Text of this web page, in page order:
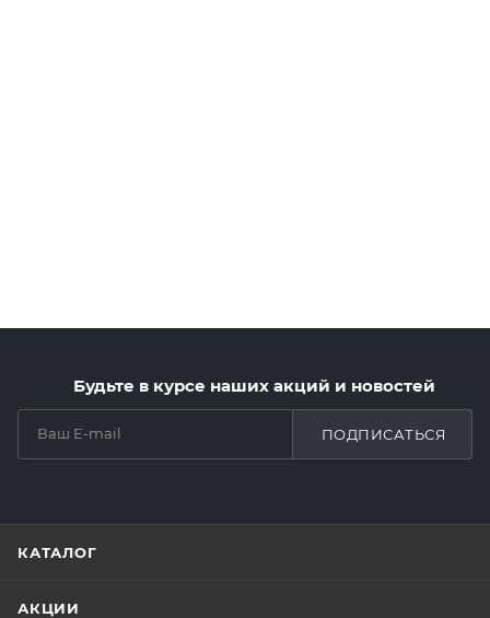
Будьте в курсе наших акций и новостей
ПОДПИСАТЬСЯ
КАТАЛОГ
АКЦИИ